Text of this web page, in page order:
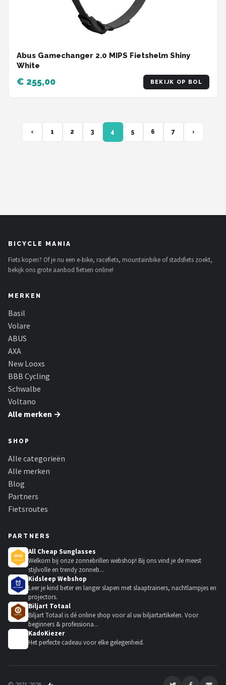
Abus Gamechanger 2.0 MIPS Fietshelm Shiny
White
€ 255,00 BEKIJK OP BOL
‹ 1 2 3 4 5 6 7 ›
BICYCLE MANIA
Fiets kopen? Of je nu een e-bike, racefiets, mountainbike of stadsfiets zoekt,
bekijk ons grote aanbod fietsen online!
MERKEN
Basil
Volare
ABUS
AXA
New Looxs
BBB Cycling
Schwalbe
Voltano
Alle merken →
SHOP
Alle categorieën
Alle merken
Blog
Partners
Fietsroutes
PARTNERS
All Cheap Sunglasses
Welkom bij onze zonnebrillen webshop! Bij ons vind je de meest
stijlvolle en trendy zonneb...
Kidsleep Webshop
Leer je kind beter en langer slapen met slaaptrainers, nachtlampjes en
projectors.
Biljart Totaal
Biljart Totaal is dé online shop voor al uw biljartartikelen. Voor
beginners & professiona...
KadoKiezer
Het perfecte cadeau voor elke gelegenheid.